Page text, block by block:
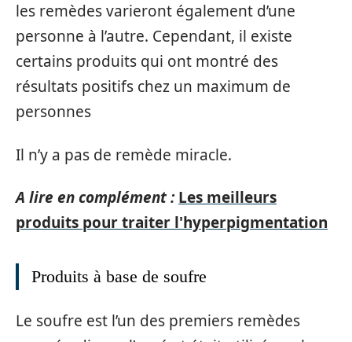
les remèdes varieront également d’une
personne à l’autre. Cependant, il existe
certains produits qui ont montré des
résultats positifs chez un maximum de
personnes
Il n’y a pas de remède miracle.
A lire en complément : Les meilleurs
produits pour traiter l'hyperpigmentation
Produits à base de soufre
Le soufre est l’un des premiers remèdes